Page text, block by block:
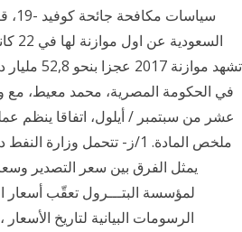
تشهد
في الحكومة المصرية، محمد معيط، مع
ملخص المادة. 1/ز- تتحمل
يمثل الفرق بين سعر التصدير
لمؤسسة البتـــرول تعقّب
الرسومات البيانية لتاريخ